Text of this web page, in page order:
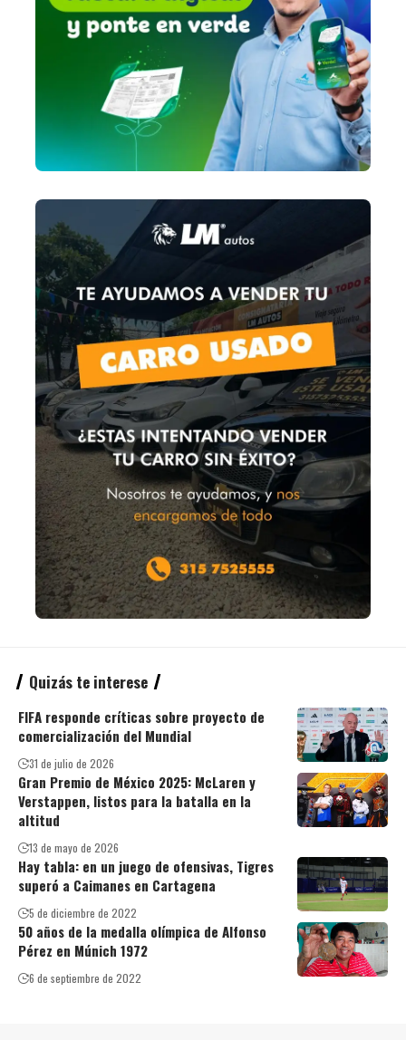
Quizás te interese
FIFA responde críticas sobre proyecto de
comercialización del Mundial
31 de julio de 2026
Gran Premio de México 2025: McLaren y
Verstappen, listos para la batalla en la
altitud
13 de mayo de 2026
Hay tabla: en un juego de ofensivas, Tigres
superó a Caimanes en Cartagena
5 de diciembre de 2022
50 años de la medalla olímpica de Alfonso
Pérez en Múnich 1972
6 de septiembre de 2022